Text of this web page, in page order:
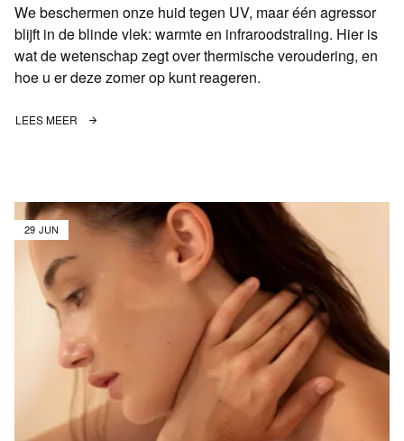
We beschermen onze huid tegen UV, maar één agressor
blijft in de blinde vlek: warmte en infraroodstraling. Hier is
wat de wetenschap zegt over thermische veroudering, en
hoe u er deze zomer op kunt reageren.
LEES MEER
29 JUN